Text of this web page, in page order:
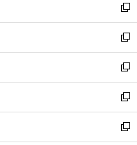
く
で
開
く
ド
ウ
で
開
く
ィ
ン
ド
ウ
で
開
く
新
し
い
ウ
ィ
ン
ド
ウ
で
開
新
し
い
ウ
ィ
ン
ド
ウ
新
し
い
ウ
ィ
新
し
い
新